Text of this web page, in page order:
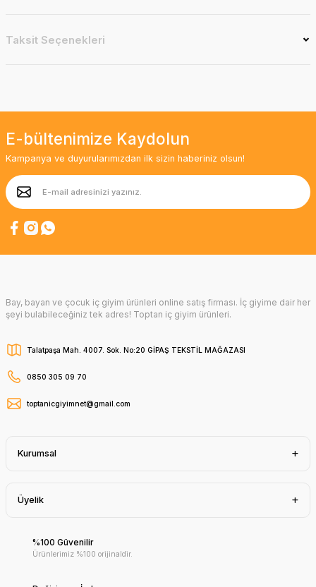
Taksit Seçenekleri
E-bültenimize Kaydolun
Kampanya ve duyurularımızdan ilk sizin haberiniz olsun!
Bay, bayan ve çocuk iç giyim ürünleri online satış firması. İç giyime dair her
şeyi bulabileceğiniz tek adres! Toptan iç giyim ürünleri.
Talatpaşa Mah. 4007. Sok. No:20 GİPAŞ TEKSTİL MAĞAZASI
0850 305 09 70
toptanicgiyimnet@gmail.com
Kurumsal
Üyelik
%100 Güvenilir
Ürünlerimiz %100 orijinaldir.